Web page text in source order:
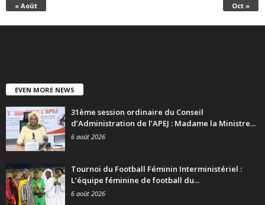
« Août Oct »
EVEN MORE NEWS
31ème session ordinaire du Conseil
d’Administration de l’APEJ : Madame la Ministre...
6 août 2026
Tournoi du Football Féminin Interministériel :
L’équipe féminine de football du...
6 août 2026